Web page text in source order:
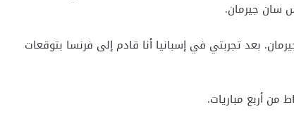
سان جيرمان.
بعد تجربتي في إسبانيا أنا قادم إلى فرنسا بتوقعات
من أربع مباريات.